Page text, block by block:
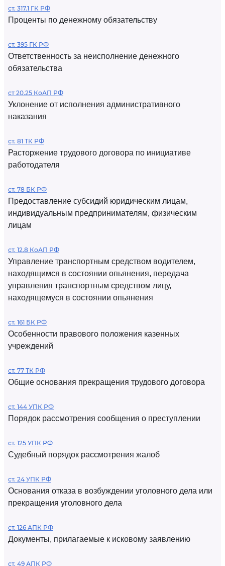
ст. 317.1 ГК РФ
Проценты по денежному обязательству
ст. 395 ГК РФ
Ответственность за неисполнение денежного
обязательства
ст 20.25 КоАП РФ
Уклонение от исполнения административного
наказания
ст. 81 ТК РФ
Расторжение трудового договора по инициативе
работодателя
ст. 78 БК РФ
Предоставление субсидий юридическим лицам,
индивидуальным предпринимателям, физическим
лицам
ст. 12.8 КоАП РФ
Управление транспортным средством водителем,
находящимся в состоянии опьянения, передача
управления транспортным средством лицу,
находящемуся в состоянии опьянения
ст. 161 БК РФ
Особенности правового положения казенных
учреждений
ст. 77 ТК РФ
Общие основания прекращения трудового договора
ст. 144 УПК РФ
Порядок рассмотрения сообщения о преступлении
ст. 125 УПК РФ
Судебный порядок рассмотрения жалоб
ст. 24 УПК РФ
Основания отказа в возбуждении уголовного дела или
прекращения уголовного дела
ст. 126 АПК РФ
Документы, прилагаемые к исковому заявлению
ст. 49 АПК РФ